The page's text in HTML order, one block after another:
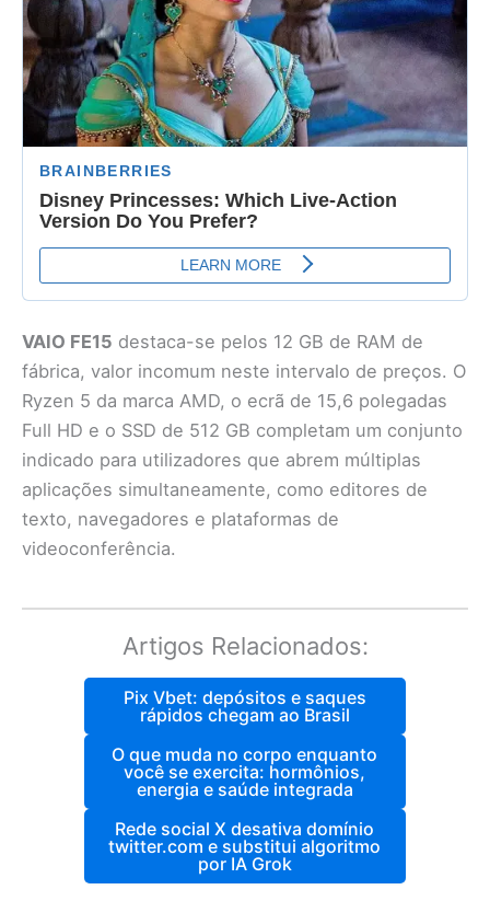
VAIO FE15 destaca-se pelos 12 GB de RAM de
fábrica, valor incomum neste intervalo de preços. O
Ryzen 5 da marca AMD, o ecrã de 15,6 polegadas
Full HD e o SSD de 512 GB completam um conjunto
indicado para utilizadores que abrem múltiplas
aplicações simultaneamente, como editores de
texto, navegadores e plataformas de
videoconferência.
Artigos Relacionados:
Pix Vbet: depósitos e saques
rápidos chegam ao Brasil
O que muda no corpo enquanto
você se exercita: hormônios,
energia e saúde integrada
Rede social X desativa domínio
twitter.com e substitui algoritmo
por IA Grok